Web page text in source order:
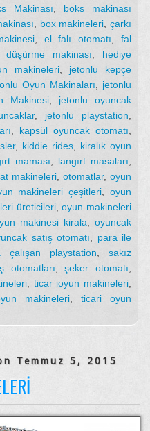
Makinası
boks makinası
box makineleri ,çarkı
, el falı otomatı ,fal
düşürme makinası
hediye
makineleri
jetonlu kepçe
Oyun Makinaları
jetonlu
Makinesi, jetonlu oyuncak
, jetonlu playstation
kapsül oyuncak otomatı
, kiddie rides, kiralık oyun
maması langırt masaları
makineleri, otomatlar,oyun
makineleri çeşitleri ,oyun
üreticileri,oyun makineleri
makinesi kirala
oyuncak
satış otomatı
para ile
çalışan playstation ,sakız
otomatları ,şeker otomatı
ticar ioyun makineleri
makineleri
ticari oyun
Temmuz 5, 2015